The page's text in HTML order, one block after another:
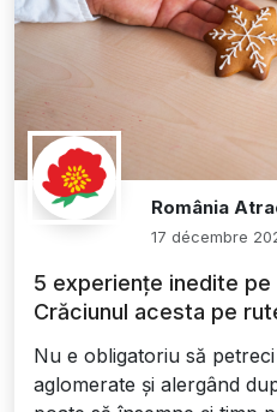
România
17 décembre
5 experiențe inedite
Crăciunul acesta pe
Nu e obligatoriu să
aglomerate și alergând